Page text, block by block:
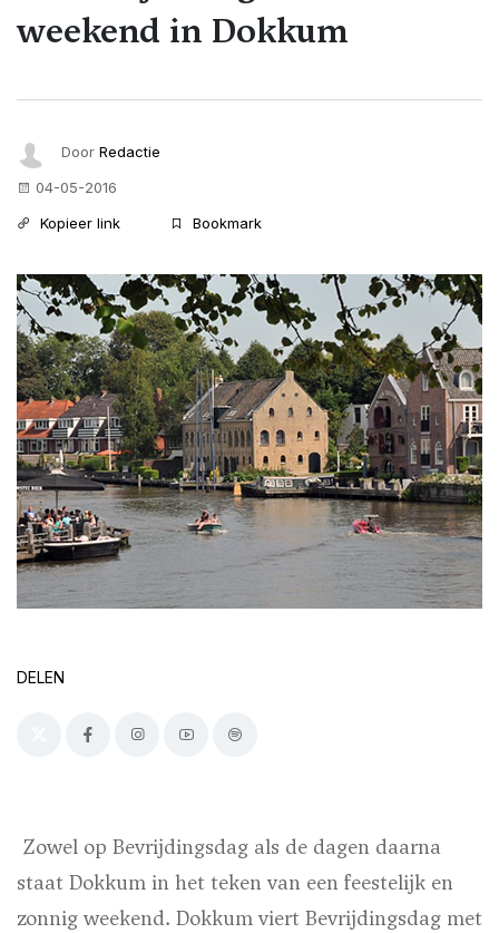
weekend in Dokkum
Door Redactie
04-05-2016
Kopieer link
Bookmark
DELEN
Zowel op Bevrijdingsdag als de dagen daarna
staat Dokkum in het teken van een feestelijk en
zonnig weekend. Dokkum viert Bevrijdingsdag met